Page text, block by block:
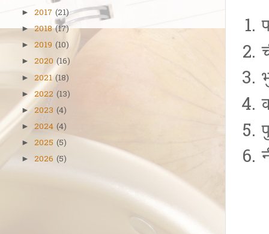
► 2017 (21)
►2018 (17)
► 2019 (10)
► 2020 (16)
► 2021 (18)
► 2022 (13)
► 2023 (4)
► 2024 (4)
► 2025 (5)
► 2026 (5)